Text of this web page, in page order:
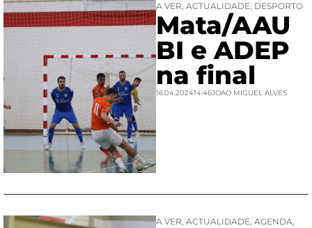
A VER, ACTUALIDADE, DESPORTO
Mata/AAU
BI e ADEP
na final
16.04.202414:46JOAO MIGUEL ALVES
A VER, ACTUALIDADE, AGENDA,